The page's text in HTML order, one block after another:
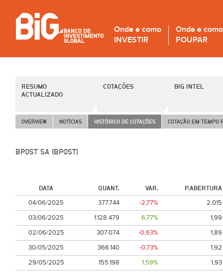
Onde e como
INVESTIR
Onde e como
POUPAR
RESUMO
ACTUALIZADO
COTAÇÕES BIG INTEL
OVERVIEW NOTÍCIAS HISTÓRICO DE COTAÇÕES COTAÇÃO EM TEMPO
BPOST SA (BPOST)
DATA QUANT. VAR. P.ABERTURA
04/06/2025 377.744 -2,77%
2,015
03/06/2025
1.128.479 6,77%
1,99
02/06/2025
307.074 -0,63%
1,89
30/05/2025
366.140 -0,73%
1,92
29/05/2025
155.198 1,59%
1,93